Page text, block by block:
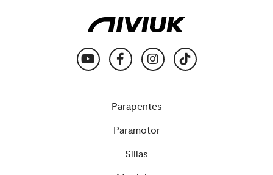
Parapentes
Paramotor
Sillas